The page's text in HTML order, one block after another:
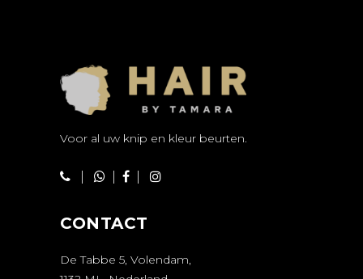
Voor al uw knip en kleur beurten.
CONTACT
De Tabbe 5, Volendam,